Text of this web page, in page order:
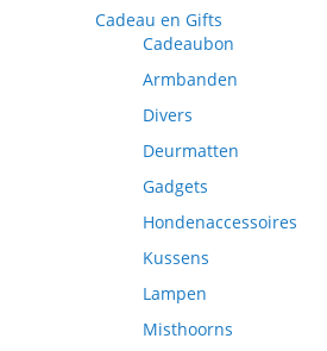
Cadeau en Gifts
Cadeaubon
Armbanden
Divers
Deurmatten
Gadgets
Hondenaccessoires
Kussens
Lampen
Misthoorns